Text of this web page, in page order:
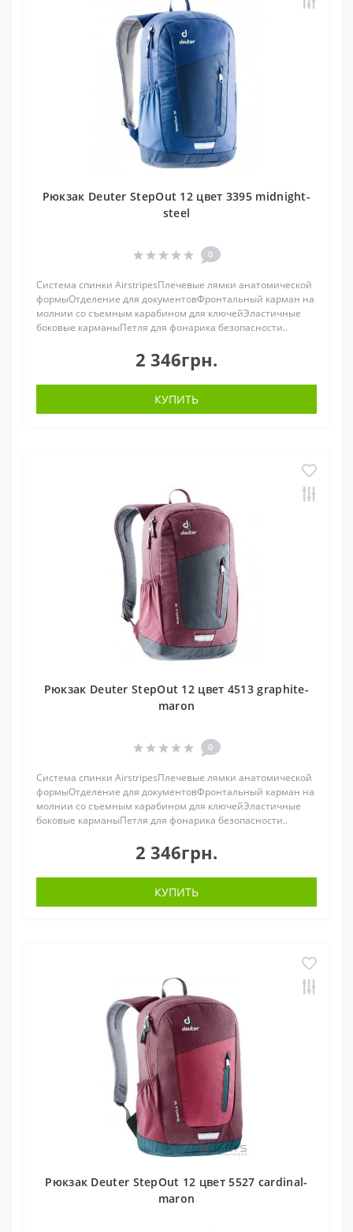
Рюкзак Deuter StepOut 12 цвет 3395 midnight-
steel
0
Система спинки AirstripesПлечевые лямки анатомической
формыОтделение для документовФронтальный карман на
молнии со съемным карабином для ключейЭластичные
боковые карманыПетля для фонарика безопасности..
2 346грн.
КУПИТЬ
Рюкзак Deuter StepOut 12 цвет 4513 graphite-
maron
0
Система спинки AirstripesПлечевые лямки анатомической
формыОтделение для документовФронтальный карман на
молнии со съемным карабином для ключейЭластичные
боковые карманыПетля для фонарика безопасности..
2 346грн.
КУПИТЬ
Рюкзак Deuter StepOut 12 цвет 5527 cardinal-
maron